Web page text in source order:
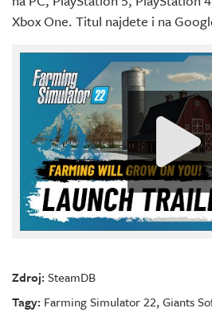
Xbox One. Titul najdete i na
Zdroj:SteamDB
Tagy: Farming Simulator 22,Giants